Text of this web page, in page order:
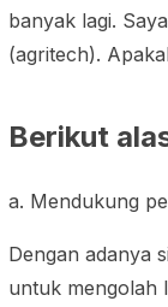
banyak lagi.
(agritech).
Berikut
a. Mendukung
Dengan adanya
untuk mengolah